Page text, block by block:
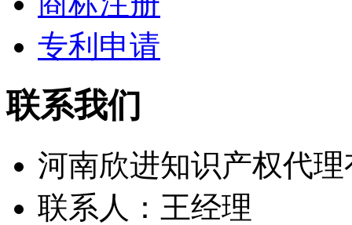
专利申请
联系我们
河南欣进知识产权代
联系人：王经理